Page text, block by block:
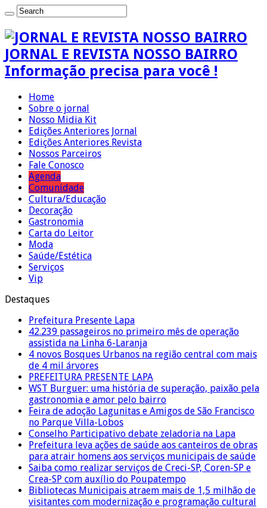
JORNAL E REVISTA NOSSO BAIRRO
Informação precisa para você !
Home
Sobre o jornal
Nosso Midia Kit
Edições Anteriores Jornal
Edições Anteriores Revista
Nossos Parceiros
Fale Conosco
Agenda
Comunidade
Cultura/Educação
Decoração
Gastronomia
Carta do Leitor
Moda
Saúde/Estética
Serviços
Vip
Destaques
Prefeitura Presente Lapa
42.239 passageiros no primeiro mês de operação
assistida na Linha 6-Laranja
4 novos Bosques Urbanos na região central com mais
de 4 mil árvores
PREFEITURA PRESENTE LAPA
WST Burguer: uma história de superação, paixão pela
gastronomia e amor pelo bairro
Feira de adoção Lagunitas e Amigos de São Francisco
no Parque Villa-Lobos
Conselho Participativo debate zeladoria na Lapa
Prefeitura leva ações de saúde aos canteiros de obras
para atrair homens aos serviços municipais de saúde
Saiba como realizar serviços de Creci-SP, Coren-SP e
Crea-SP com auxílio do Poupatempo
Bibliotecas Municipais atraem mais de 1,5 milhão de
visitantes com modernização e programação cultural